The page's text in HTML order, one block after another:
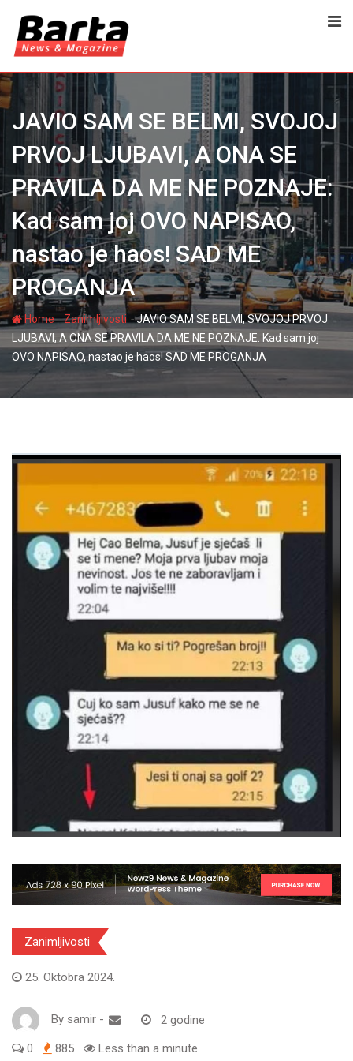
content
JAVIO SAM SE BELMI, SVOJOJ
PRVOJ LJUBAVI, A ONA SE
PRAVILA DA ME NE POZNAJE:
Kad sam joj OVO NAPISAO,
nastao je haos! SAD ME
PROGANJA
Home-Zanimljivosti-JAVIO SAM SE BELMI, SVOJOJ PRVOJ
LJUBAVI, A ONA SE PRAVILA DA ME NE POZNAJE: Kad sam joj
OVO NAPISAO, nastao je haos! SAD ME PROGANJA
Zanimljivosti
25. Oktobra 2024.
By samir - 2 godine
0 885 Less than a minute